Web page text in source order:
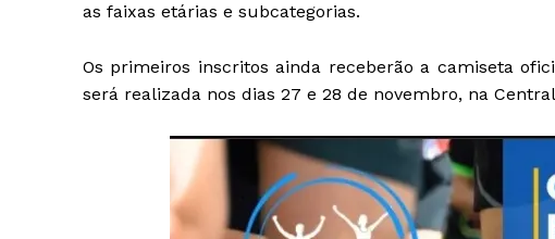
as faixas etárias e subcategorias.
Os primeiros inscritos ainda receberão a camiseta
será realizada nos dias 27 e 28 de novembro, na